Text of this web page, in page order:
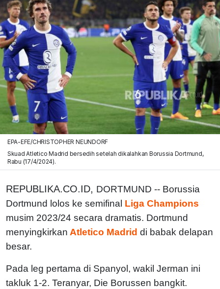
EPA-EFE/CHRISTOPHER NEUNDORF
Skuad Atletico Madrid bersedih setelah dikalahkan Borussia Dortmund,
Rabu (17/4/2024).
REPUBLIKA.CO.ID, DORTMUND -- Borussia
Dortmund lolos ke semifinal Liga Champions
musim 2023/24 secara dramatis. Dortmund
menyingkirkan Atletico Madrid di babak delapan
besar.
Pada leg pertama di Spanyol, wakil Jerman ini
takluk 1-2. Teranyar, Die Borussen bangkit.